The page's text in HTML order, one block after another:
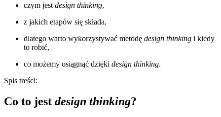
czym jest design thinking,
z jakich etapów się składa,
dlatego warto wykorzystywać metodę design thinking i kiedy
to robić,
co możemy osiągnąć dzięki design thinking.
Spis treści:
Co to jest design thinking?